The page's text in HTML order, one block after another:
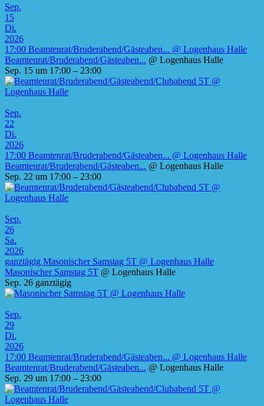
Sep.
15
Di.
2026
17:00 Beamtenrat/Bruderabend/Gästeaben... @ Logenhaus Halle
Beamtenrat/Bruderabend/Gästeaben... @ Logenhaus Halle
Sep. 15 um 17:00 – 23:00
Sep.
22
Di.
2026
17:00 Beamtenrat/Bruderabend/Gästeaben... @ Logenhaus Halle
Beamtenrat/Bruderabend/Gästeaben... @ Logenhaus Halle
Sep. 22 um 17:00 – 23:00
Sep.
26
Sa.
2026
ganztägig Masonischer Samstag 5T @ Logenhaus Halle
Masonischer Samstag 5T @ Logenhaus Halle
Sep. 26 ganztägig
Sep.
29
Di.
2026
17:00 Beamtenrat/Bruderabend/Gästeaben... @ Logenhaus Halle
Beamtenrat/Bruderabend/Gästeaben... @ Logenhaus Halle
Sep. 29 um 17:00 – 23:00